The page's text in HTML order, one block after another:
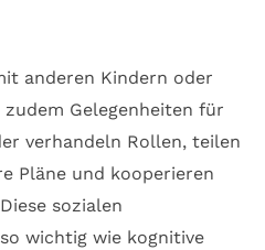
anderen Kindern oder
Gelegenheiten für
verhandeln Rollen, teilen
Pläne und kooperieren
sozialen
wichtig wie kognitive